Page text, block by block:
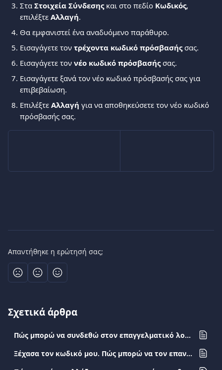
Στα Στοιχεία Σύνδεσης και στο πεδίο Κωδικός,
επιλέξτε Αλλαγή.
Θα εμφανιστεί ένα αναδυόμενο παράθυρο.
Εισαγάγετε τον τρέχοντα κωδικό πρόσβασής σας.
Εισαγάγετε τον νέο κωδικό πρόσβασής σας.
Εισαγάγετε ξανά τον νέο κωδικό πρόσβασής σας για
επιβεβαίωση.
Επιλέξτε Αλλαγή για να αποθηκεύσετε τον νέο κωδικό
πρόσβασής σας.
Απαντήθηκε η ερώτησή σας;
Σχετικά άρθρα
Πώς μπορώ να συνδεθώ στον επαγγελματικό λογαριασμό μου;
Ξέχασα τον κωδικό μου. Πώς μπορώ να τον επαναφέρω;